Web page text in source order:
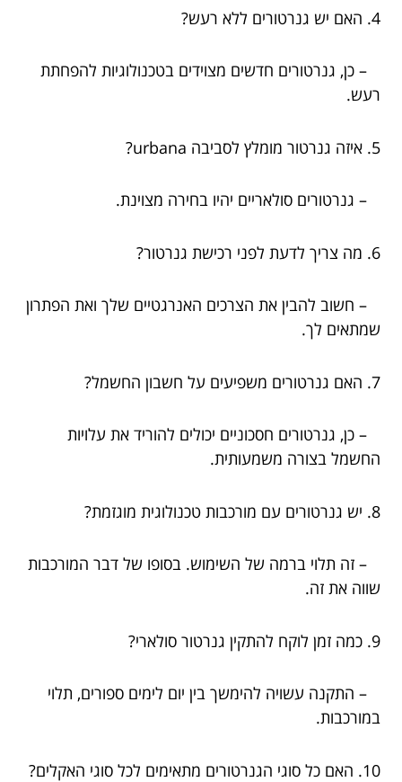
4. האם יש גנרטורים ללא רעש?
– כן, גנרטורים חדשים מצוידים בטכנולוגיות להפחתת
רעש.
5. איזה גנרטור מומלץ לסביבה urbana?
– גנרטורים סולאריים יהיו בחירה מצוינת.
6. מה צריך לדעת לפני רכישת גנרטור?
– חשוב להבין את הצרכים האנרגטיים שלך ואת הפתרון
שמתאים לך.
7. האם גנרטורים משפיעים על חשבון החשמל?
– כן, גנרטורים חסכוניים יכולים להוריד את עלויות
החשמל בצורה משמעותית.
8. יש גנרטורים עם מורכבות טכנולוגית מוגזמת?
– זה תלוי ברמה של השימוש. בסופו של דבר המורכבות
שווה את זה.
9. כמה זמן לוקח להתקין גנרטור סולארי?
– התקנה עשויה להימשך בין יום לימים ספורים, תלוי
במורכבות.
10. האם כל סוגי הגנרטורים מתאימים לכל סוגי האקלים?